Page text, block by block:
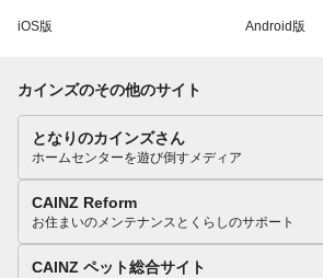
iOS版 Android版
カインズのその他のサイト
となりのカインズさん
ホームセンターを遊び倒すメディア
CAINZ Reform
お住まいのメンテナンスとくらしのサポート
CAINZ ペット総合サイト